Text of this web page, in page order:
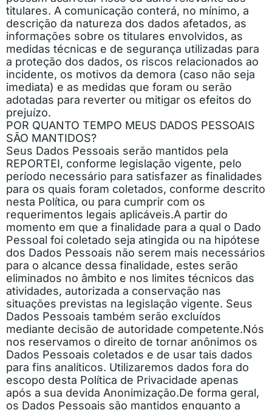
titulares. A comunicação conterá, no mínimo, a
descrição da natureza dos dados afetados, as
informações sobre os titulares envolvidos, as
medidas técnicas e de segurança utilizadas para
a proteção dos dados, os riscos relacionados ao
incidente, os motivos da demora (caso não seja
imediata) e as medidas que foram ou serão
adotadas para reverter ou mitigar os efeitos do
prejuízo.
POR QUANTO TEMPO MEUS DADOS PESSOAIS
SÃO MANTIDOS?
Seus Dados Pessoais serão mantidos pela
REPORTEI, conforme legislação vigente, pelo
período necessário para satisfazer as finalidades
para os quais foram coletados, conforme descrito
nesta Política, ou para cumprir com os
requerimentos legais aplicáveis.A partir do
momento em que a finalidade para a qual o Dado
Pessoal foi coletado seja atingida ou na hipótese
dos Dados Pessoais não serem mais necessários
para o alcance dessa finalidade, estes serão
eliminados no âmbito e nos limites técnicos das
atividades, autorizada a conservação nas
situações previstas na legislação vigente. Seus
Dados Pessoais também serão excluídos
mediante decisão de autoridade competente.Nós
nos reservamos o direito de tornar anônimos os
Dados Pessoais coletados e de usar tais dados
para fins analíticos. Utilizaremos dados fora do
escopo desta Política de Privacidade apenas
após a sua devida Anonimização.De forma geral,
os Dados Pessoais são mantidos enquanto a